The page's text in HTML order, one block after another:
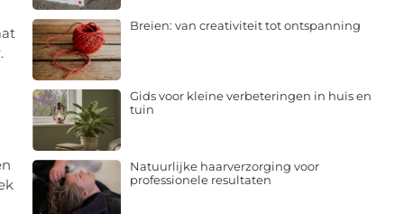
Breien: van creativiteit tot ontspanning
Gids voor kleine verbeteringen in huis en
tuin
Natuurlijke haarverzorging voor
professionele resultaten